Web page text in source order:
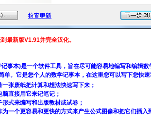
最新版V1.91并完全汉化。
事本)是一个软件工具，旨在尽可能容易地编写和编辑
单。它是您个人的数学记事本，在这里您可以写下您快
张废纸把计算和想法快速写下来；
直接用它来记笔记；
式来编写和出版教材或试卷；
为一个更容易和更快的方式来产生公式图像和把它们插入